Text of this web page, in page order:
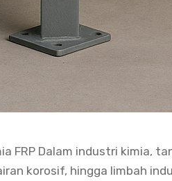
FRP Dalam industri kimia,
korosif, hingga limbah